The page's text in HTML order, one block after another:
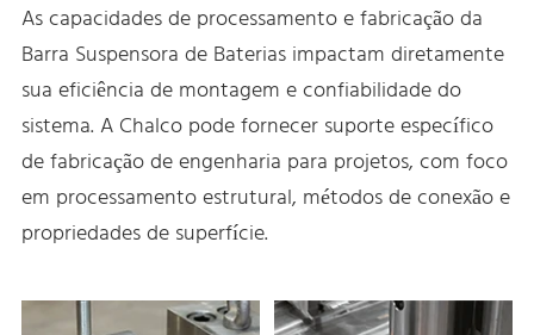
As capacidades de processamento e fabricação da
Barra Suspensora de Baterias impactam diretamente
sua eficiência de montagem e confiabilidade do
sistema. A Chalco pode fornecer suporte específico
de fabricação de engenharia para projetos, com foco
em processamento estrutural, métodos de conexão e
propriedades de superfície.